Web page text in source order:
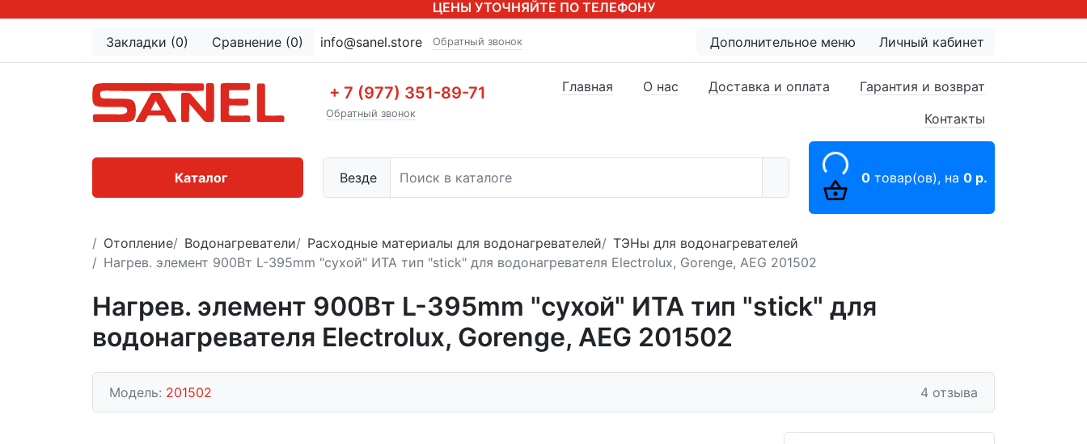
ЦЕНЫ УТОЧНЯЙТЕ ПО ТЕЛЕФОНУ
Закладки (0) Сравнение (0) info@sanel.store Обратный звонок Дополнительное меню Личный кабинет
+ 7 (977) 351-89-71
Обратный звонок
Везде
Главная О нас Доставка и оплата
Гарантия и возврат
Контакты
0 товар(ов), на 0 р.
Каталог
Отопление Водонагреватели Расходные материалы для водонагревателей
ТЭНы для водонагревателей
Нагрев. элемент 900Вт L-395mm "сухой" ИТА тип "stick" для водонагревателя Electrolux, Gorenge, AEG 201502
Нагрев. элемент 900Вт L-395mm "сухой" ИТА тип "stick" для
водонагревателя Electrolux, Gorenge, AEG 201502
Модель: 201502 4 отзыва